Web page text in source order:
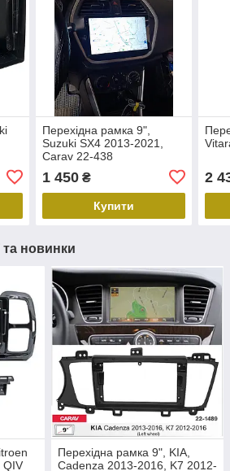
Перехідна рамка 9",
Suzuki SX4 2013-2021,
Carav 22-438
1 450₴
Купити
2
та новинки
QIV
Перехідна рамка 9", KIA,
Cadenza 2013-2016, K7 2012-